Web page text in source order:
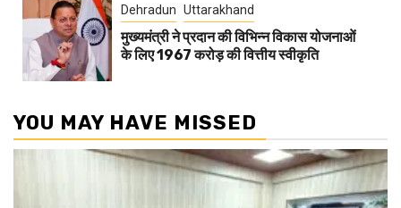
Dehradun Uttarakhand
मुख्यमंत्री ने प्रदान की विभिन्न विकास योजनाओं
के लिए 1967 करोड़ की वित्तीय स्वीकृति
YOU MAY HAVE MISSED